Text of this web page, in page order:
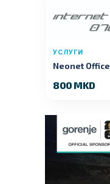
УСЛУГИ
Neonet Office
800 MKD